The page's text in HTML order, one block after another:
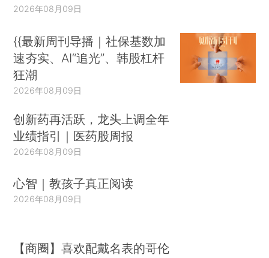
2026年08月09日
{{最新周刊导播｜社保基数加
速夯实、AI“追光”、韩股杠杆
狂潮
2026年08月09日
创新药再活跃，龙头上调全年
业绩指引｜医药股周报
2026年08月09日
心智｜教孩子真正阅读
2026年08月09日
【商圈】喜欢配戴名表的哥伦